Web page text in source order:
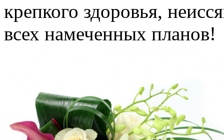
крепкого здоровья,
всех намеченных планов!